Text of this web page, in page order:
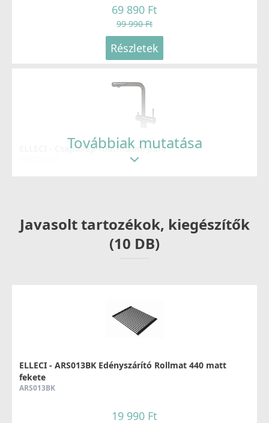
69 890 Ft
99 990 Ft
Részletek
ELLECI - Csaptelep Tourmaline pure
ELLECI - Csaptelep Adige
Továbbiak mutatása
Javasolt tartozékok, kiegészítők
(10 DB)
ELLECI - ARS013BK Edényszárító Rollmat 440 matt
fekete
ARS013BK
19 990 Ft